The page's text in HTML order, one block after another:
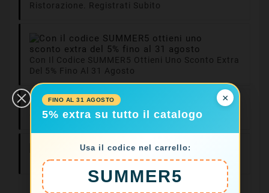
Ristorazione. Registrati Subito
Con Il Codice SUMMER5 Ottieni Uno Sconto Extra
Del 5% Fino Al 31 Agosto
Consegne In 24/48
Ore
Resi Facili Entro
14 Giorni
×
FINO AL 31 AGOSTO
5% extra su tutto il catalogo
Usa il codice nel carrello:
SUMMER5